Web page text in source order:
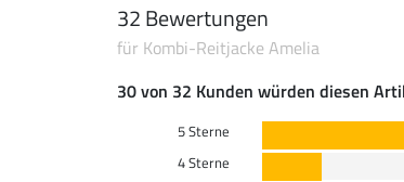
32 Bewertungen
für Kombi-Reitjacke Amelia
30 von 32 Kunden würden diesen
5 Sterne
4 Sterne